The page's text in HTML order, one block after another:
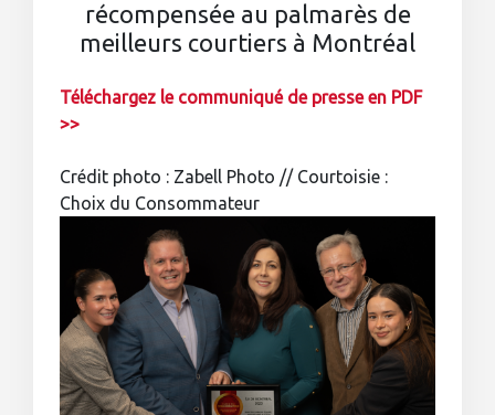
récompensée au palmarès de
meilleurs courtiers à Montréal
Téléchargez le communiqué de presse en PDF
>>
Crédit photo : Zabell Photo // Courtoisie :
Choix du Consommateur